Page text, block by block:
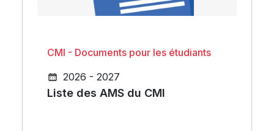
CMI - Documents pour les étudiants
2026 - 2027
Liste des AMS du CMI